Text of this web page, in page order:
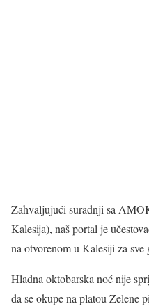
Zahvaljujući suradnji sa
Kalesija), naš portal je
na otvorenom u Kalesiji za sve
Hladna oktobarska noć nije
da se okupe na platou Zelene